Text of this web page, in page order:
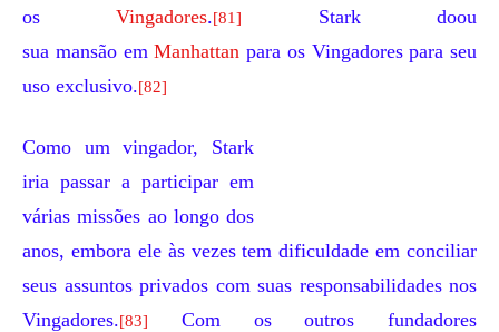
osVingadores.[81]
Stark doou
sua mansãoemManhattan para os Vingadores para seu
uso exclusivo.[82]
Como um vingador, Stark
iria passar a participar em
várias missões ao longo dos
anos, embora ele às vezes tem dificuldade em conciliar
seus assuntos privados com suas responsabilidades nos
Vingadores.[83]
Com os outros fundadores